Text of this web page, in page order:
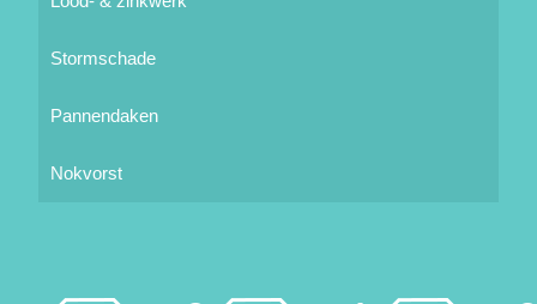
Stormschade
Pannendaken
Nokvorst